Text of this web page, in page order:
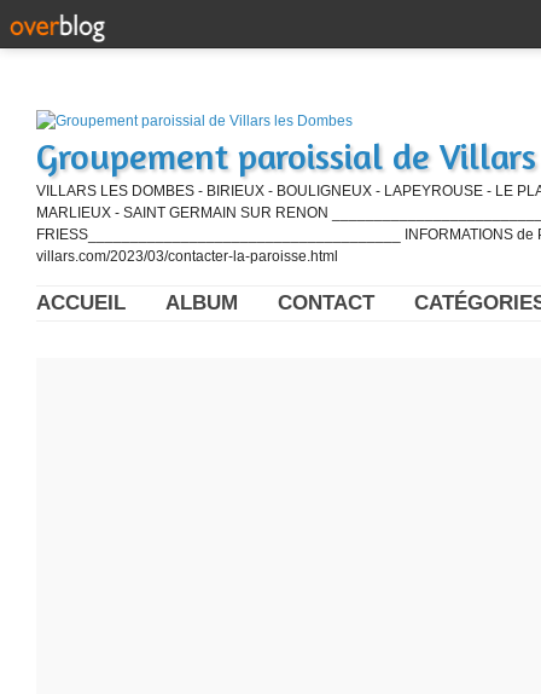
Groupement paroissial de
VILLARS LES DOMBES - BIRIEUX - BOULIGNEUX - LAPEYROUSE - LE
MARLIEUX - SAINT GERMAIN SUR RENON
FRIESS_____________________________________ INFORMATIONS de
villars.com/2023/03/contacter-la-paroisse.html
ACCUEIL ALBUM CONTACT